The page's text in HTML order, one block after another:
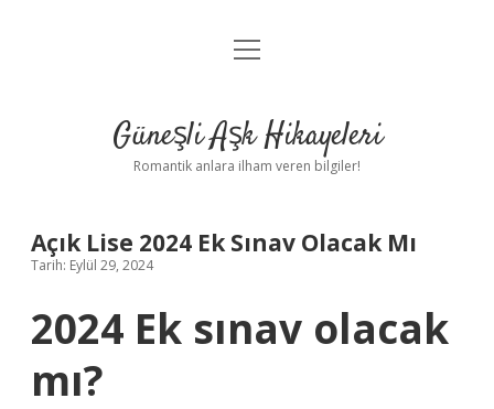
Anasayfa
Yasal Uyarı
menüyü
Güneşli Aşk Hikayeleri
Romantik anlara ilham veren bilgiler!
Açık Lise 2024 Ek Sınav Olacak Mı
Tarih: Eylül 29, 2024
2024 Ek sınav olacak
mı?